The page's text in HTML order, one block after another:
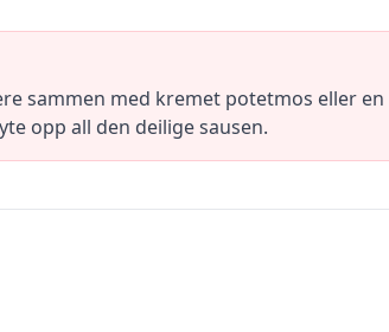
sammen med kremet potetmos eller en
opp all den deilige sausen.